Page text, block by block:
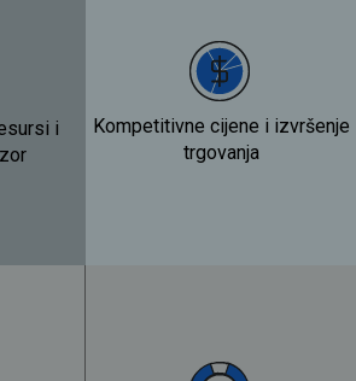
i
Kompetitivne cijene i izvršenje
trgovanja